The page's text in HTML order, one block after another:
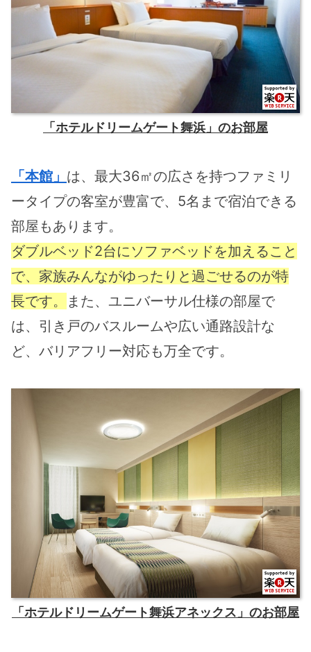
「ホテルドリームゲート舞浜」のお部屋
「本館」 は、最大36㎡の広さを持つファミリ
ータイプの客室が豊富で、5名まで宿泊できる
部屋もあります。
ダブルベッド2台にソファベッドを加えること
で、家族みんながゆったりと過ごせるのが特
長です。
また、ユニバーサル仕様の部屋で
は、引き戸のバスルームや広い通路設計な
ど、バリアフリー対応も万全です。
「ホテルドリームゲート舞浜アネックス」のお部屋